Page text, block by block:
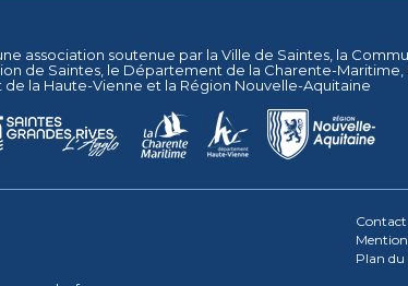
association soutenue par la Ville de Saintes , la
de Saintes , le Département de la Charente-Maritime
la Haute-Vienne et la Région Nouvelle-Aquitaine
Contact
Plan du